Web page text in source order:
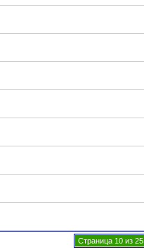
Страница 10 из 25